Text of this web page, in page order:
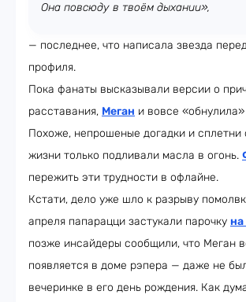
Она повсюду в твоём дыхании»,
— последнее, что написала звезда
профиля.
Пока фанаты высказывали версии о
расставания, Меган и вовсе
Похоже, непрошеные догадки и сплетни
жизни только подливали масла в огонь.
пережить эти трудности в офлайне.
Кстати, дело уже шло к разрыву
апреля папарацци застукали парочку на
позже инсайдеры сообщили, что Меган
появляется в доме рэпера — даже не
вечеринке в его день рождения. Как